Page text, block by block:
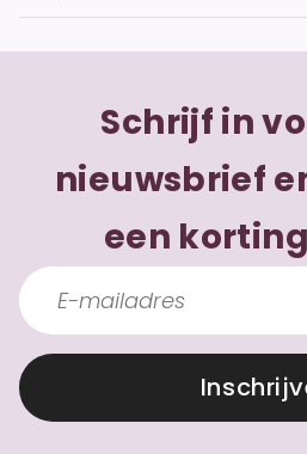
Schrijf in
nieuwsbrief
een